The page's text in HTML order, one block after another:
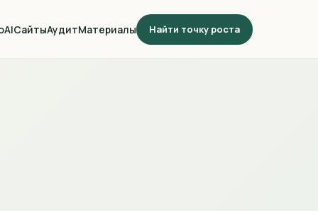
AIСайтыАудитМатериалы Найти точку роста